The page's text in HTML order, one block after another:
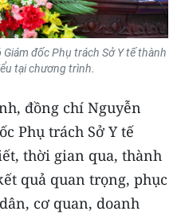
đốc Phụ trách Sở Y tế thành
tại chương trình.
đồng chí Nguyễn
Phụ trách Sở Y tế
thời gian qua, thành
quả quan trọng, phục
cơ quan, doanh